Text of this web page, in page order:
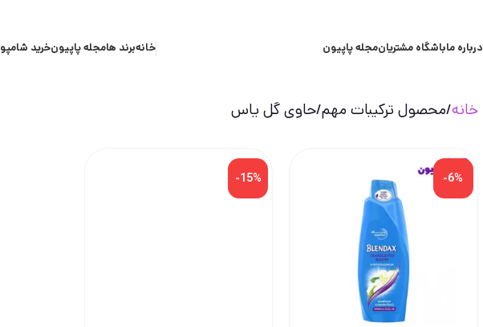
درباره ماباشگاه مشتریانمجله پاپیون خانهبرند هامجله پاپیونخرید شامپو
خانه محصول ترکیبات مهم حاوی گل یاس
-6%
-15%